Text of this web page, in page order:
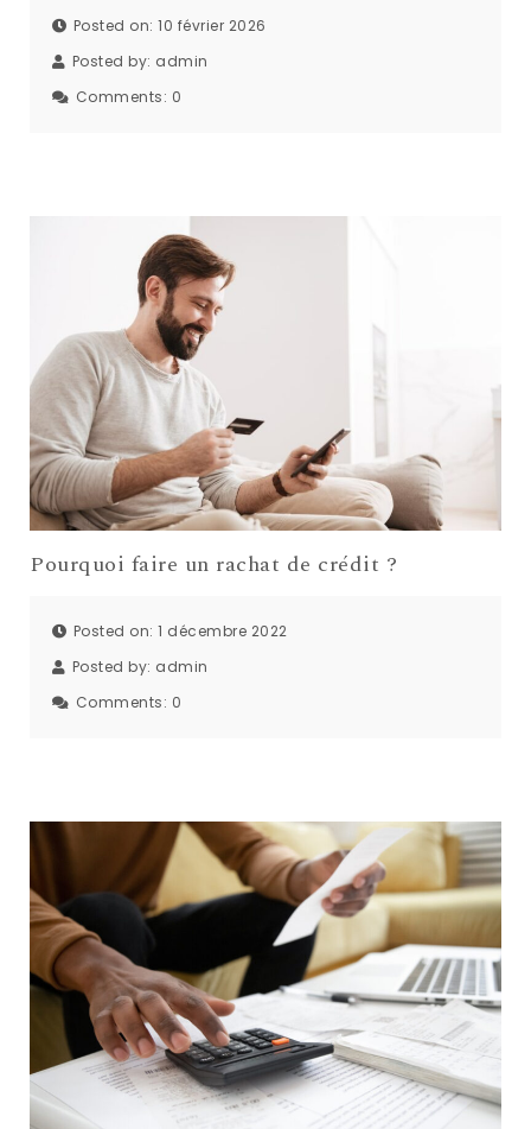
Posted on: 10 février 2026
Posted by: admin
Comments: 0
Pourquoi faire un rachat de crédit ?
Posted on: 1 décembre 2022
Posted by: admin
Comments: 0